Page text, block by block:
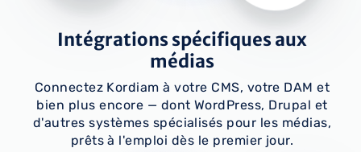
Intégrations spécifiques aux
médias
Connectez Kordiam à votre CMS, votre DAM et
bien plus encore — dont WordPress, Drupal et
d'autres systèmes spécialisés pour les médias,
prêts à l'emploi dès le premier jour.